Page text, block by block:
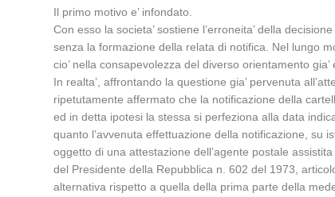
Il primo motivo e’ infondato.
Con esso la societa’ sostiene l’erroneita’ della
senza la formazione della relata di notifica. Nel lungo
cio’ nella consapevolezza del diverso orientamento
In realta’, affrontando la questione gia’ pervenuta
ripetutamente affermato che la notificazione della
ed in detta ipotesi la stessa si perfeziona alla data
quanto l’avvenuta effettuazione della notificazione, su
oggetto di una attestazione dell’agente postale
del Presidente della Repubblica n. 602 del 1973,
alternativa rispetto a quella della prima parte della